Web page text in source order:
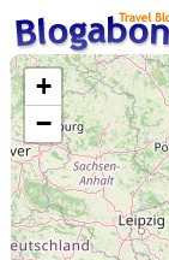
Loading...
+
−